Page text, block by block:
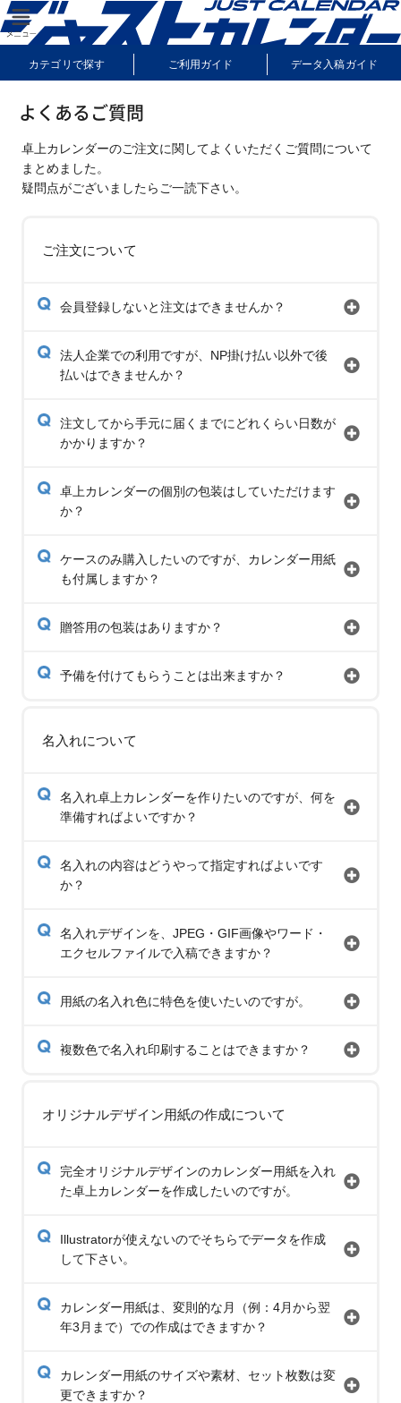
カテゴリで探す ご利用ガイド データ入稿ガイド
よくあるご質問
卓上カレンダーのご注文に関してよくいただくご質問について
まとめました。
疑問点がございましたらご一読下さい。
ご注文について
会員登録しないと注文はできませんか？
法人企業での利用ですが、NP掛け払い以外で後
払いはできませんか？
注文してから手元に届くまでにどれくらい日数が
かかりますか？
卓上カレンダーの個別の包装はしていただけます
か？
ケースのみ購入したいのですが、カレンダー用紙
も付属しますか？
贈答用の包装はありますか？
予備を付けてもらうことは出来ますか？
名入れについて
名入れ卓上カレンダーを作りたいのですが、何を
準備すればよいですか？
名入れの内容はどうやって指定すればよいです
か？
名入れデザインを、JPEG・GIF画像やワード・
エクセルファイルで入稿できますか？
用紙の名入れ色に特色を使いたいのですが。
複数色で名入れ印刷することはできますか？
オリジナルデザイン用紙の作成について
完全オリジナルデザインのカレンダー用紙を入れ
た卓上カレンダーを作成したいのですが。
Illustratorが使えないのでそちらでデータを作成
して下さい。
カレンダー用紙は、変則的な月（例：4月から翌
年3月まで）での作成はできますか？
カレンダー用紙のサイズや素材、セット枚数は変
更できますか？